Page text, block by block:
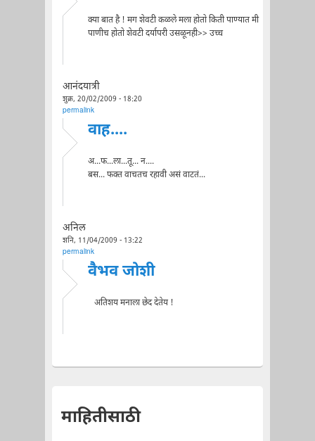
क्या बात है ! मग शेवटी कळले मला होतो किती पाण्यात मी
पाणीच होतो शेवटी दर्यापरी उसळूनही>> उच्च
आनंदयात्री
शुक्र, 20/02/2009 - 18:20
permalink
वाह....
अ...फ...ला...तू... न....
बस... फक्त वाचतच रहावी असं वाटतं...
अनिल
शनि, 11/04/2009 - 13:22
permalink
वैभव जोशी
अतिशय मनाला छेद देतेय !
माहितीसाठी